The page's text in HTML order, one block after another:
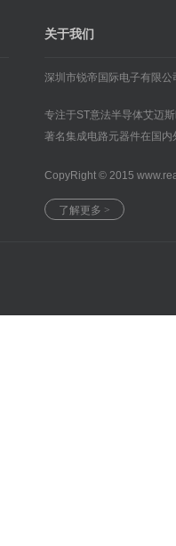
关于我们
深圳市锐帝国际电子有限公
专注于ST意法半导体艾迈
著名集成电路元器件在国内
CopyRight © 2015
了解更多 >